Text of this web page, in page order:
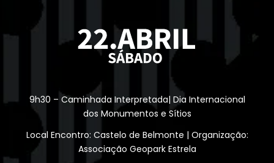
9h30 – Caminhada Interpretada| Dia Internacional
dos Monumentos e Sítios
Local Encontro: Castelo de Belmonte | Organização:
Associação Geopark Estrela